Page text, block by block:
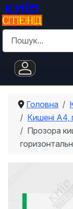
Пошук
Головна
Кишені А4,
Прозора